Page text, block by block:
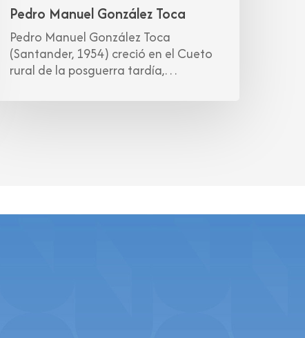
Pedro Manuel González Toca
Pedro Manuel González Toca
(Santander, 1954) creció en el Cueto
rural de la posguerra tardía,…